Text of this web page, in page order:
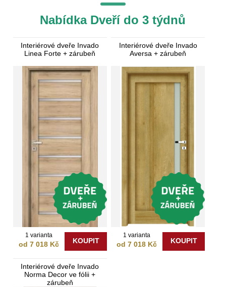
Nabídka Dveří do 3 týdnů
Interiérové dveře Invado
Linea Forte + zárubeň
1 varianta
od 7 018 Kč KOUPIT
Interiérové dveře Invado
Aversa + zárubeň
1 varianta
od 7 018 Kč KOUPIT
Interiérové dveře Invado
Norma Decor ve fólii +
zárubeň